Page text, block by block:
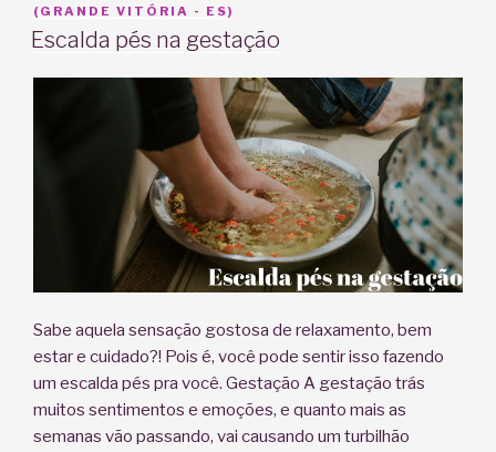
–
Como
desconfortos
e
a
ansiedade”
EM
(GRANDE VITÓRIA - ES)
Escalda pés na gestação
Sabe aquela sensação gostosa de relaxamento, bem
estar e cuidado?! Pois é, você pode sentir isso fazendo
um escalda pés pra você. Gestação A gestação trás
muitos sentimentos e emoções, e quanto mais as
semanas vão passando, vai causando um turbilhão